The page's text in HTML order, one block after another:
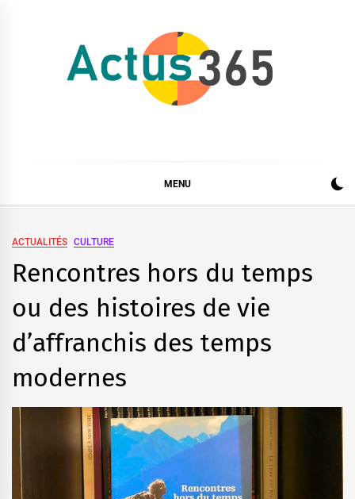
MENU
ACTUALITÉS CULTURE
Rencontres hors du temps
ou des histoires de vie
d’affranchis des temps
modernes